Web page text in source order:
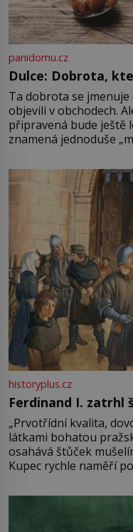
panidomu.cz
Dulce: Dobrota,
Ta dobrota se jmenuje
objevili v obchodech.
připravená bude ještě
znamená jednoduše
pře hned několik
Francie, kde se traduje,
historyplus.cz
Ferdinand I. zatrhl
„Prvotřídní kvalita,
látkami bohatou
osahává štůček
Kupec rychle naměří
milostpaní. Stačí
množství růžového
Vezme do ruky dřevěnou